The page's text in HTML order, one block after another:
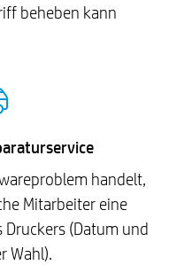
beheben kann
handelt,
Mitarbeiter eine
(Datum und
Wahl).